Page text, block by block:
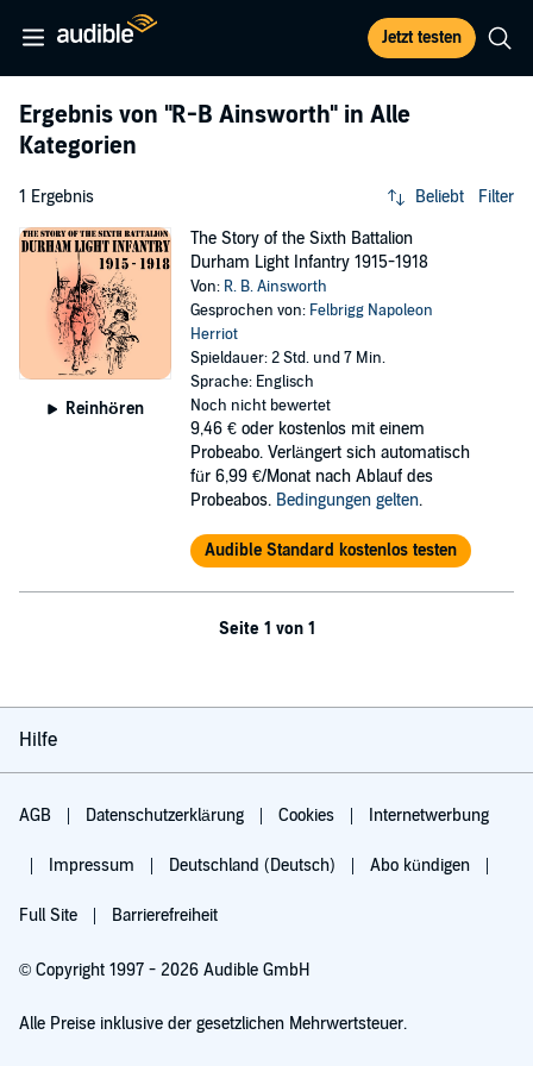
Jetzt testen
Ergebnis von "R-B Ainsworth" in Alle
Kategorien
1 Ergebnis Beliebt Filter
Reinhören
The Story of the Sixth Battalion
Durham Light Infantry 1915-1918
Von: R. B. Ainsworth
Gesprochen von: Felbrigg Napoleon
Herriot
Spieldauer: 2 Std. und 7 Min.
Sprache: Englisch
Noch nicht bewertet
9,46 € oder kostenlos mit einem
Probeabo. Verlängert sich automatisch
für 6,99 €/Monat nach Ablauf des
Probeabos. Bedingungen gelten.
Audible Standard kostenlos testen
Seite 1 von 1
Hilfe
AGB Datenschutzerklärung Cookies Internetwerbung
Impressum Deutschland (Deutsch) Abo kündigen
Full Site Barrierefreiheit
© Copyright 1997 - 2026 Audible GmbH
Alle Preise inklusive der gesetzlichen Mehrwertsteuer.